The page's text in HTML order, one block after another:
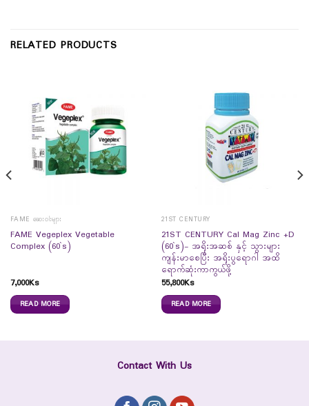
RELATED PRODUCTS
FAME ဆေးဝါးများ
FAME Vegeplex Vegetable
Complex (60`s)
7,000Ks
READ MORE
21ST CENTURY
21ST CENTURY Cal Mag Zinc +D
(60`s)- အရိုးအဆစ် နှင့် သွားများ
ကျန်းမာစေပြီး အရိုးပွရောဂါ အထိ
ရောက်ဆုံးကာကွယ်ဖို့
55,800Ks
READ MORE
Contact With Us